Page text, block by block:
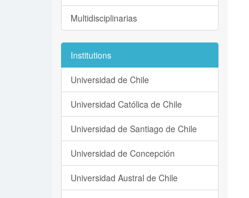
Multidisciplinarias
Institutions
Universidad de Chile
Universidad Católica de Chile
Universidad de Santiago de Chile
Universidad de Concepción
Universidad Austral de Chile